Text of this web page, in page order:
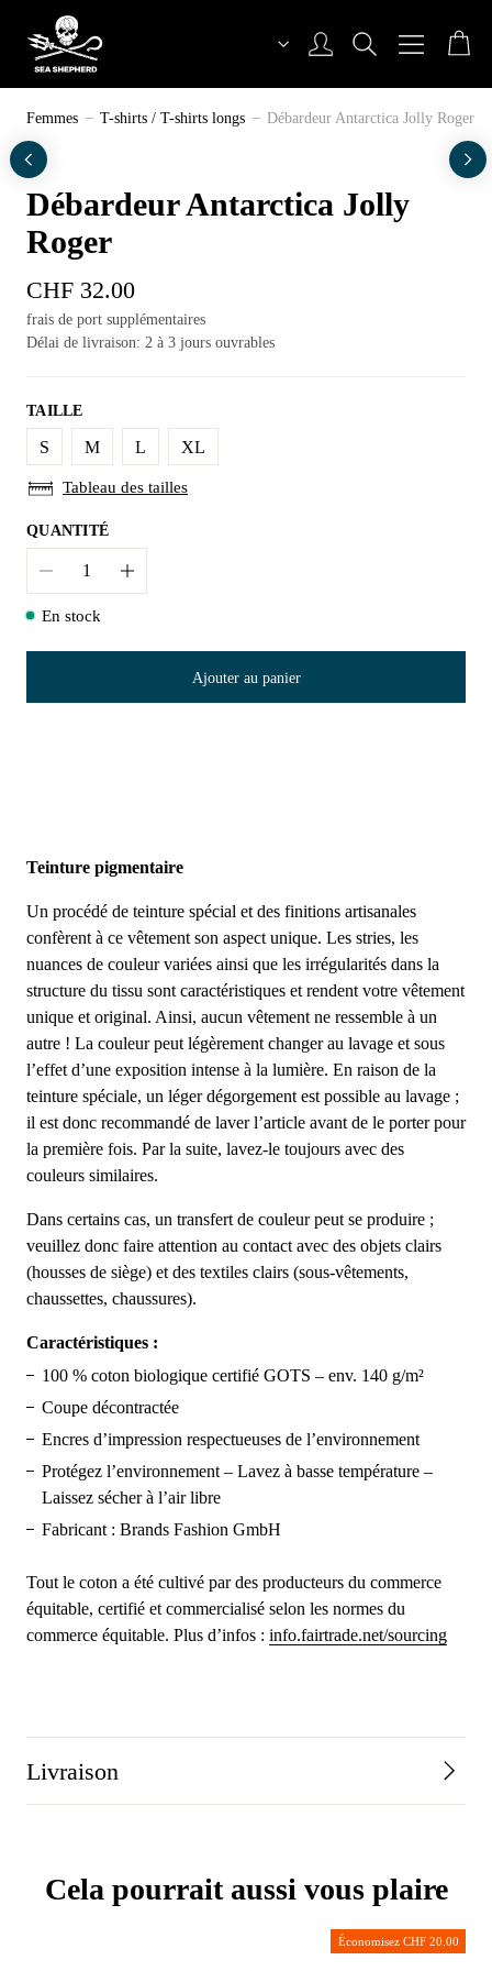
contenu
Sea Shepherd Switzerland
Femmes T-shirts / T-shirts longs Débardeur Antarctica Jolly Roger
Débardeur Antarctica Jolly
Roger
CHF 32.00
frais de port supplémentaires
Délai de livraison: 2 à 3 jours ouvrables
TAILLE
S M L XL
Tableau des tailles
QUANTITÉ
Quantité
En stock
Ajouter au panier
Teinture pigmentaire
Un procédé de teinture spécial et des finitions artisanales
confèrent à ce vêtement son aspect unique. Les stries, les
nuances de couleur variées ainsi que les irrégularités dans la
structure du tissu sont caractéristiques et rendent votre vêtement
unique et original. Ainsi, aucun vêtement ne ressemble à un
autre ! La couleur peut légèrement changer au lavage et sous
l’effet d’une exposition intense à la lumière. En raison de la
teinture spéciale, un léger dégorgement est possible au lavage ;
il est donc recommandé de laver l’article avant de le porter pour
la première fois. Par la suite, lavez-le toujours avec des
couleurs similaires.
Dans certains cas, un transfert de couleur peut se produire ;
veuillez donc faire attention au contact avec des objets clairs
(housses de siège) et des textiles clairs (sous-vêtements,
chaussettes, chaussures).
Caractéristiques :
100 % coton biologique certifié GOTS – env. 140 g/m²
Coupe décontractée
Encres d’impression respectueuses de l’environnement
Protégez l’environnement – Lavez à basse température –
Laissez sécher à l’air libre
Fabricant : Brands Fashion GmbH
Tout le coton a été cultivé par des producteurs du commerce
équitable, certifié et commercialisé selon les normes du
commerce équitable. Plus d’infos : info.fairtrade.net/sourcing
Livraison
Cela pourrait aussi vous plaire
Économisez CHF 20.00